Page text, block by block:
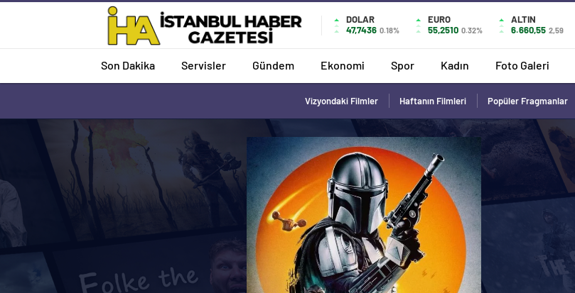
DOLAR
47,7436 0.18%
EURO
55,2510 0.32%
ALTIN
6.660,55 2,59
Son Dakika Servisler Gündem Ekonomi Spor Kadın Foto Galeri
Vizyondaki Filmler Haftanın Filmleri Popüler Fragmanlar